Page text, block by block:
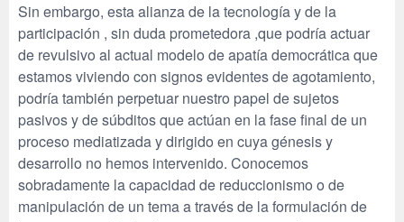
Sin embargo, esta alianza de la tecnología y de la
participación , sin duda prometedora ,que podría actuar
de revulsivo al actual modelo de apatía democrática que
estamos viviendo con signos evidentes de agotamiento,
podría también perpetuar nuestro papel de sujetos
pasivos y de súbditos que actúan en la fase final de un
proceso mediatizada y dirigido en cuya génesis y
desarrollo no hemos intervenido. Conocemos
sobradamente la capacidad de reduccionismo o de
manipulación de un tema a través de la formulación de